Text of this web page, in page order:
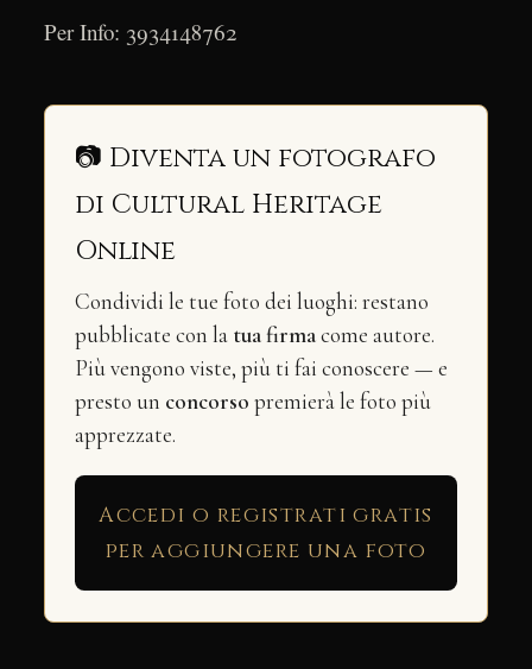
Per Info: 3934148762
📷 Diventa un fotografo
di Cultural Heritage
Online
Condividi le tue foto dei luoghi: restano
pubblicate con la tua firmacome autore.
Più vengono viste, più ti fai conoscere — e
presto un concorso premierà le foto più
apprezzate.
Accedi o registrati gratis
per aggiungere una foto